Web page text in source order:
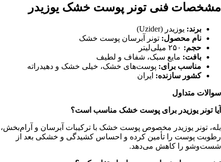
مشخصات فنی تونر پوست خشک یوزیدر
برند: یوزیدر (Uzider)
نام محصول: تونر آبرسان پوست خشک
حجم:
بافت: مایع سبک، شفاف و لطیف
مناسب برای: پوست‌های خشک، خیلی خشک و دهیدراته
کشور سازنده: ایران
سوالات متداول
آیا تونر یوزیدر برای پوست خشک مناسب است؟
بله، تونر یوزیدر مخصوص پوست خشک با ترکیبات آبرسان و آرام‌بخش،
رطوبت پوست را تأمین کرده و احساس کشیدگی و خشکی بعد از
شست‌وشو را کاهش می‌دهد.